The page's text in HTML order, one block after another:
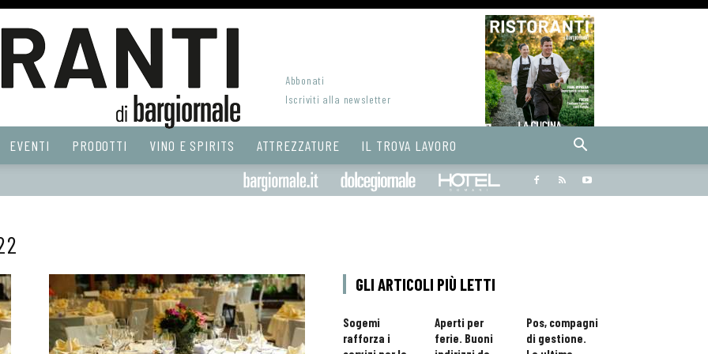
Abbonati
Iscriviti alla newsletter
EVENTI PRODOTTI VINO E SPIRITS ATTREZZATURE IL TROVA LAVORO
Bargiornale dolcegiornale
GLI ARTICOLI PIÙ LETTI
Sogemi
rafforza i
Aperti per
ferie. Buoni
Pos, compagni
di gestione.